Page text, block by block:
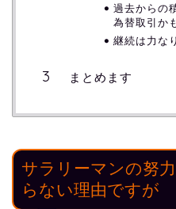
過去からの
為替取引か
継続は力な
まとめます
サラリーマンの努
らない理由ですが